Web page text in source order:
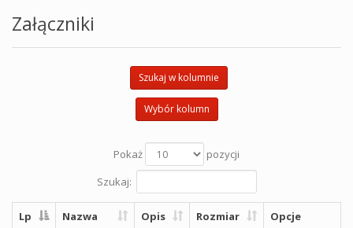
Załączniki
Szukaj w kolumnie
Wybór kolumn
Pokaż
pozycji
Szukaj:
Lp Nazwa Opis Rozmiar Opcje